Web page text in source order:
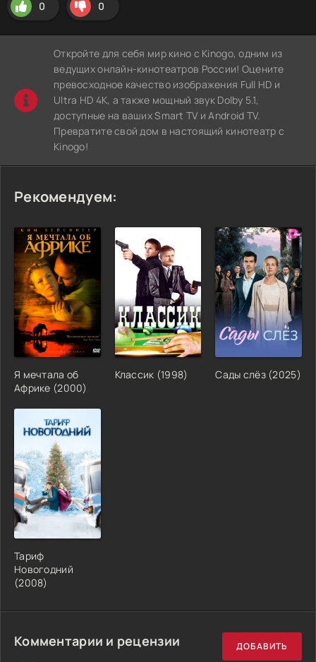
0 0
Откройте для себя мир кино с Kinogo, одним из
ведущих онлайн-кинотеатров России! Оцените
превосходное качество изображения Full HD и
Ultra HD 4K, а также мощный звук Dolby 5.1,
доступные на ваших Smart TV и Android TV.
Превратите свой дом в настоящий кинотеатр с
Kinogo!
Рекомендуем:
Я мечтала об
Африке (2000)
Классик (1998) Сады слёз (2025)
Тариф
Новогодний
(2008)
Комментарии и рецензии ДОБАВИТЬ